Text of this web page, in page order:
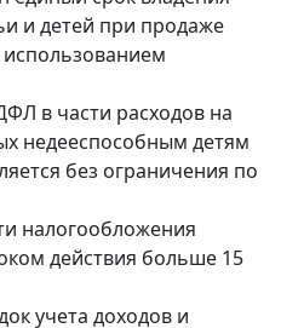
и детей при продаже
в части расходов на
недееспособным детям
без ограничения по
налогообложения
действия больше 15
учета доходов и